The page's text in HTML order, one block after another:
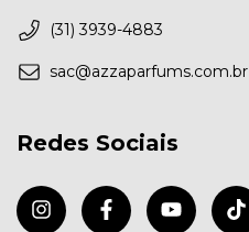
(31) 3939-4883
sac@azzaparfums.com.br
Redes Sociais